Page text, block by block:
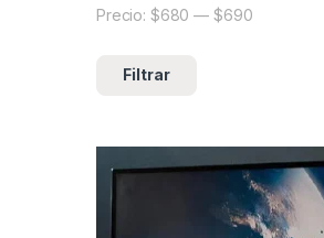
Precio mínimo
Precio máximo
Filtrar
Precio: $680 — $690